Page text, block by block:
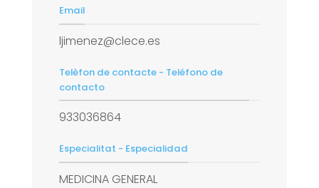
Email
ljimenez@clece.es
Telèfon de contacte - Teléfono de
contacto
933036864
Especialitat - Especialidad
MEDICINA GENERAL